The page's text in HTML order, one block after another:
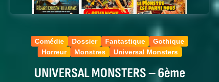
Comédie Dossier Fantastique
Gothique
Horreur
Monstres Universal Monsters
UNIVERSAL MONSTERS – 6ème